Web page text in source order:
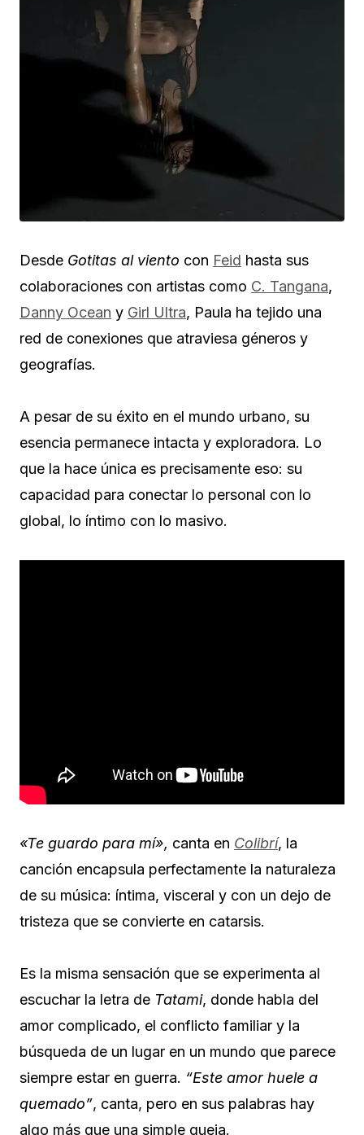
Desde Gotitas al viento con Feid hasta sus
colaboraciones con artistas como C. Tangana,
Danny Ocean y Girl Ultra, Paula ha tejido una
red de conexiones que atraviesa géneros y
geografías.
A pesar de su éxito en el mundo urbano, su
esencia permanece intacta y exploradora. Lo
que la hace única es precisamente eso: su
capacidad para conectar lo personal con lo
global, lo íntimo con lo masivo.
«Te guardo para mí», canta en Colibrí, la
canción encapsula perfectamente la naturaleza
de su música: íntima, visceral y con un dejo de
tristeza que se convierte en catarsis.
Es la misma sensación que se experimenta al
escuchar la letra de Tatami, donde habla del
amor complicado, el conflicto familiar y la
búsqueda de un lugar en un mundo que parece
siempre estar en guerra. “Este amor huele a
quemado”, canta, pero en sus palabras hay
algo más que una simple queja.